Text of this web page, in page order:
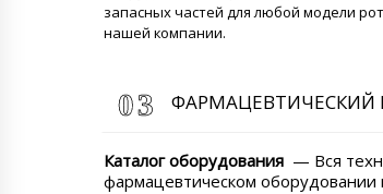
запасных частей для любой модели
нашей компании.
ФАРМАЦЕВТИЧЕСКИЙ
Каталог оборудования — Вся
фармацевтическом оборудовании